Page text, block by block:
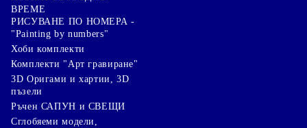
ВРЕМЕ
РИСУВАНЕ ПО НОМЕРА -
"Painting by numbers"
Хоби комплекти
Комплекти "Арт гравиране"
3D Оригами и хартии, 3D
пъзели
Ръчен САПУН и СВЕЩИ
Сглобяеми модели,